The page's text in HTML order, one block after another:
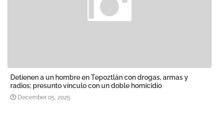
Detienen a un hombre en Tepoztlán con drogas, armas y
radios; presunto vínculo con un doble homicidio
December 05, 2025